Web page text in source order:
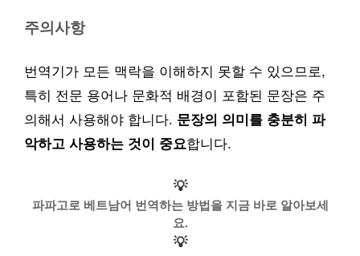
주의사항
번역기가 모든 맥락을 이해하지 못할 수 있으므로,
특히 전문 용어나 문화적 배경이 포함된 문장은 주
의해서 사용해야 합니다. 문장의 의미를 충분히 파
악하고 사용하는 것이 중요합니다.
💡
파파고로 베트남어 번역하는 방법을 지금 바로 알아보세
요.
💡